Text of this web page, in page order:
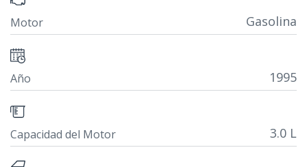
Motor Gasolina
Año 1995
Capacidad del Motor 3.0 L